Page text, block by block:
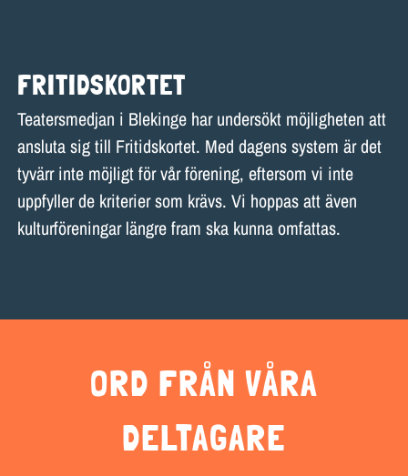
FRITIDSKORTET
Teatersmedjan i Blekinge har undersökt möjligheten att
ansluta sig till Fritidskortet. Med dagens system är det
tyvärr inte möjligt för vår förening, eftersom vi inte
uppfyller de kriterier som krävs. Vi hoppas att även
kulturföreningar längre fram ska kunna omfattas.
ORD FRÅN VÅRA
DELTAGARE